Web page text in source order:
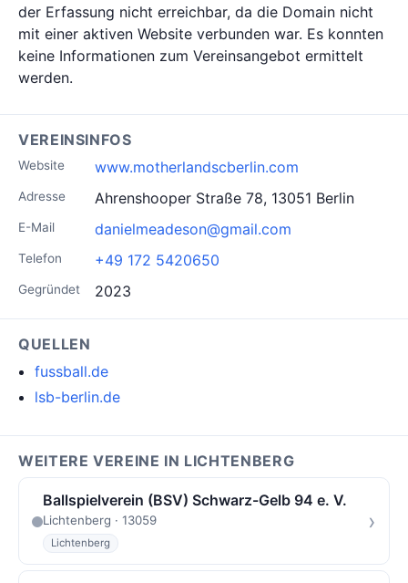
der Erfassung nicht erreichbar, da die Domain nicht
mit einer aktiven Website verbunden war. Es konnten
keine Informationen zum Vereinsangebot ermittelt
werden.
VEREINSINFOS
Website www.motherlandscberlin.com
Adresse Ahrenshooper Straße 78, 13051 Berlin
E-Mail danielmeadeson@gmail.com
Telefon +49 172 5420650
Gegründet 2023
QUELLEN
fussball.de
lsb-berlin.de
WEITERE VEREINE IN LICHTENBERG
Ballspielverein (BSV) Schwarz-Gelb 94 e. V.
Lichtenberg · 13059
Lichtenberg
›